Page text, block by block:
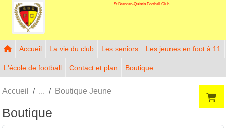
St Brandan-Quintin Football Club
Accueil La vie du club Les seniors Les jeunes en foot à 11
L'école de football Contact et plan Boutique
Accueil Boutique Jeune
Boutique
Panneau de gestion des cookies